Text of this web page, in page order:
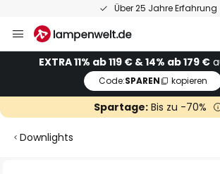
Über 25 Jahre Erfahrung
Inhalt
springenEXTRA 11% ab 119 € & 14% ab 179 €
Code:SPAREN kopieren
Spartage:Bis zu -70%
Downlights